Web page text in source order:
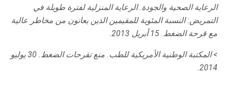
الرعاية الصحية والجودة. الرعاية المنزلية لفترة طويلة في
التمريض: النسبة المئوية للمقيمين الذين يعانون من مخاطر عالية
مع قرحة الضغط. 15 أبريل 2013.
> المكتبة الوطنية الأمريكية للطب. منع تقرحات الضغط.
30 يوليو
2014.